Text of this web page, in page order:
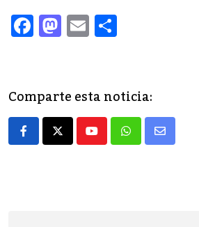
F
a
e
b
o
M
a
o
d
o
E
m
l p
ar
tir
Comparte esta noticia:
YoutubeWhatsapp
Share